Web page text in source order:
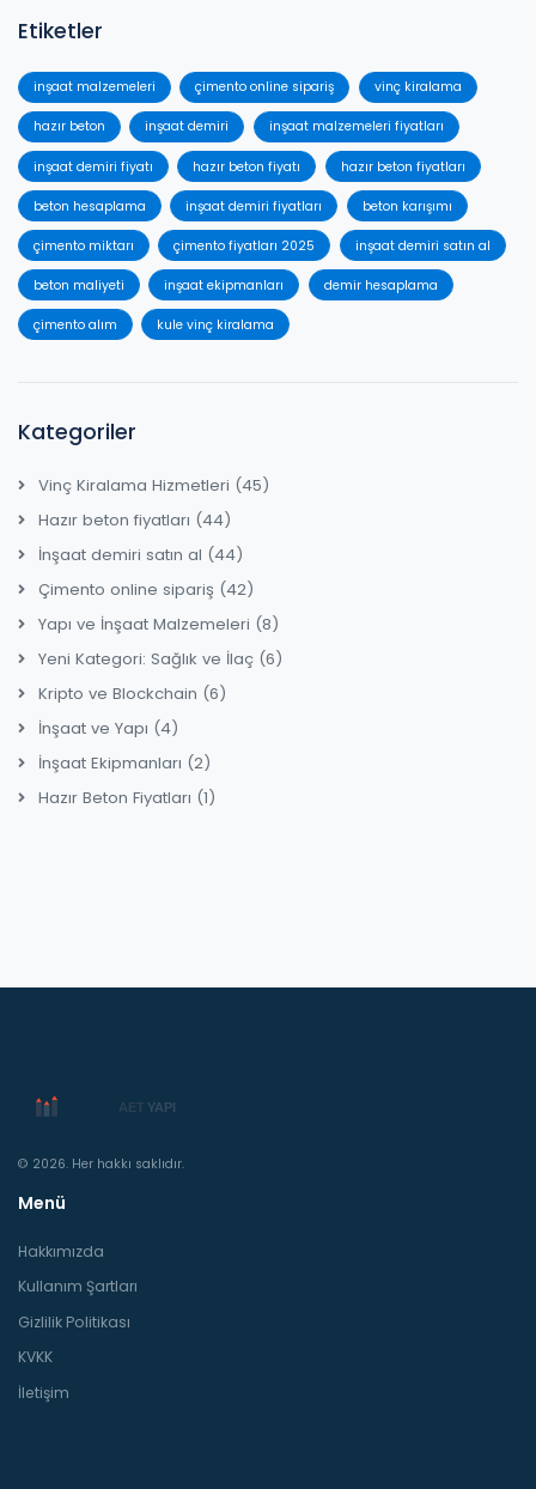
Etiketler
inşaat malzemeleri çimento online sipariş vinç kiralama
hazır beton inşaat demiri inşaat malzemeleri fiyatları
inşaat demiri fiyatı hazır beton fiyatı hazır beton fiyatları
beton hesaplama inşaat demiri fiyatları beton karışımı
çimento miktarı çimento fiyatları 2025 inşaat demiri satın al
beton maliyeti inşaat ekipmanları demir hesaplama
çimento alım kule vinç kiralama
Kategoriler
Vinç Kiralama Hizmetleri (45)
Hazır beton fiyatları (44)
İnşaat demiri satın al (44)
Çimento online sipariş (42)
Yapı ve İnşaat Malzemeleri (8)
Yeni Kategori: Sağlık ve İlaç (6)
Kripto ve Blockchain (6)
İnşaat ve Yapı (4)
İnşaat Ekipmanları (2)
Hazır Beton Fiyatları (1)
© 2026. Her hakkı saklıdır.
Menü
Hakkımızda
Kullanım Şartları
Gizlilik Politikası
KVKK
İletişim